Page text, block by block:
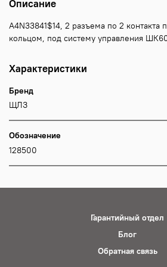
Описание
A4N33841$14, 2 разъема по 2 контакта
кольцом, под систему управления
Характеристики
Бренд
ЩЛЗ
Обозначение
128500
Гарантийный отдел
Блог
Обратная связь